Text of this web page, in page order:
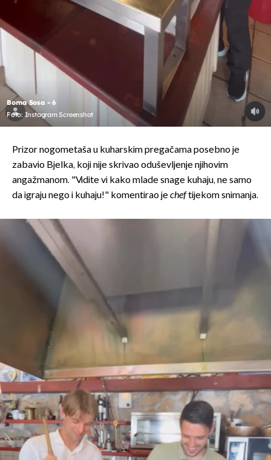
Borna Sosa - 6
Foto: Instagram Screenshot
Prizor nogometaša u kuharskim pregačama posebno je
zabavio Bjelka, koji nije skrivao oduševljenje njihovim
angažmanom. "Vidite vi kako mlade snage kuhaju, ne samo
da igraju nego i kuhaju!" komentirao jecheftijekom snimanja.